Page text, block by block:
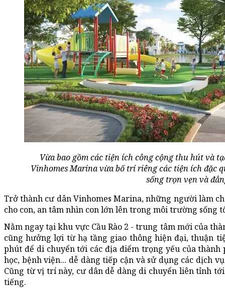
Vừa bao gồm các tiện ích công cộng thu hút và
Vinhomes Marina vừa bố trí riêng các tiện ích đặc
sống trọn vẹn và
Trở thành cư dân Vinhomes Marina, những người làm
cho con, an tâm nhìn con lớn lên trong môi trường sống
Nằm ngay tại khu vực Cầu Rào 2 - trung tâm mới của
cũng hưởng lợi từ hạ tầng giao thông hiện đại, thuận
phút để di chuyển tới các địa điểm trọng yếu của
học, bệnh viện... dễ dàng tiếp cận và sử dụng các dịch
Cũng từ vị trí này, cư dân dễ dàng di chuyển liên tỉnh
tiếng.